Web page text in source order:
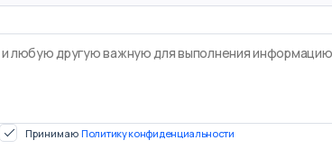
Принимаю Политику конфиденциальности